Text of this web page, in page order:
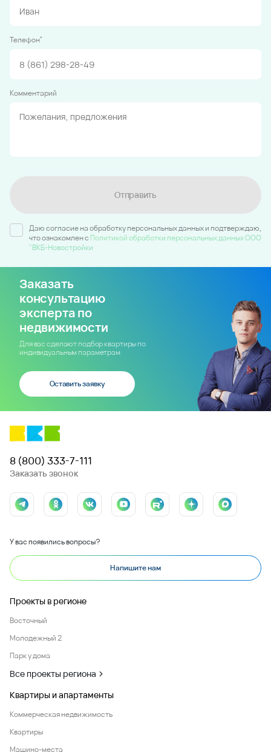
Телефон*
Комментарий
Отправить
Даю согласие на обработку персональных данных и подтверждаю,
что ознакомлен c Политикой обработки персональных данных ООО
"ВКБ-Новостройки
Заказать
консультацию
эксперта по
недвижимости
Для вас сделают подбор квартиры по
индивидуальным параметрам
Оставить заявку
8 (800) 333-7-111
Заказать звонок
У вас появились вопросы?
Напишите нам
Проекты в регионе
Восточный
Молодежный 2
Парк у дома
Все проекты региона
Квартиры и апартаменты
Коммерческая недвижимость
Квартиры
Машино-места